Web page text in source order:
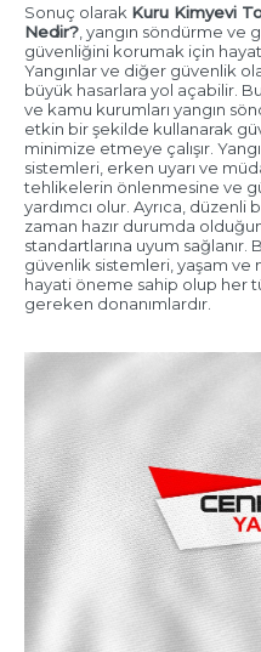
Sonuç olarak Kuru Kimyevi
Nedir?, yangın söndürme ve
güvenliğini korumak için
Yangınlar ve diğer güvenlik
büyük hasarlara yol açabilir.
ve kamu kurumları yangın
etkin bir şekilde kullanarak
minimize etmeye çalışır.
sistemleri, erken uyarı ve
tehlikelerin önlenmesine ve
yardımcı olur. Ayrıca,
zaman hazır durumda
standartlarına uyum
güvenlik sistemleri, yaşam
hayati öneme sahip olup her
gereken donanımlardır.